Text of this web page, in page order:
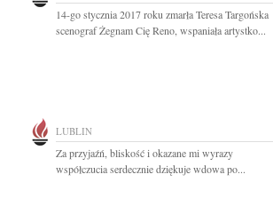
14-go stycznia 2017 roku zmarła Teresa Targońska
scenograf Żegnam Cię Reno, wspaniała artystko...
LUBLIN
Za przyjaźń, bliskość i okazane mi wyrazy
współczucia serdecznie dziękuje wdowa po...